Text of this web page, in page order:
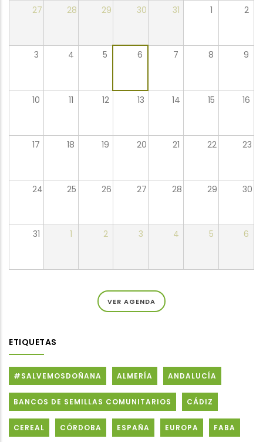
27
28 29 30 31 1 2
3 4 5 6 7 8 9
10 11 12 13 14 15 16
17 18 19 20 21 22 23
24 25 26 27 28 29 30
31 1 2 3 4 5 6
VER AGENDA
ETIQUETAS
#SALVEMOSDOÑANA ALMERÍA ANDALUCÍA
BANCOS DE SEMILLAS COMUNITARIOS CÁDIZ
CEREAL CÓRDOBA ESPAÑA EUROPA FABA